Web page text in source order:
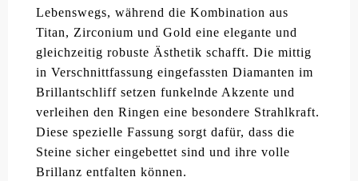
Lebenswegs, während die Kombination aus
Titan, Zirconium und Gold eine elegante und
gleichzeitig robuste Ästhetik schafft. Die mittig
in Verschnittfassung eingefassten Diamanten im
Brillantschliff setzen funkelnde Akzente und
verleihen den Ringen eine besondere Strahlkraft.
Diese spezielle Fassung sorgt dafür, dass die
Steine sicher eingebettet sind und ihre volle
Brillanz entfalten können.